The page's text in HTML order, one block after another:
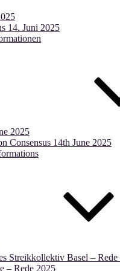
14. Juni 2025
2025
Consensus 14th June 2025
Streikkollektiv Basel – Rede
– Rede 2025